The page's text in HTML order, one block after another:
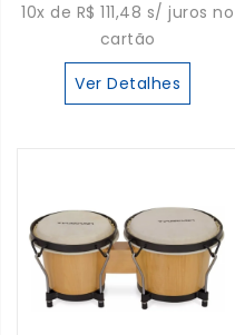
10x de R$ 111,48 s/ juros no
cartão
Ver Detalhes